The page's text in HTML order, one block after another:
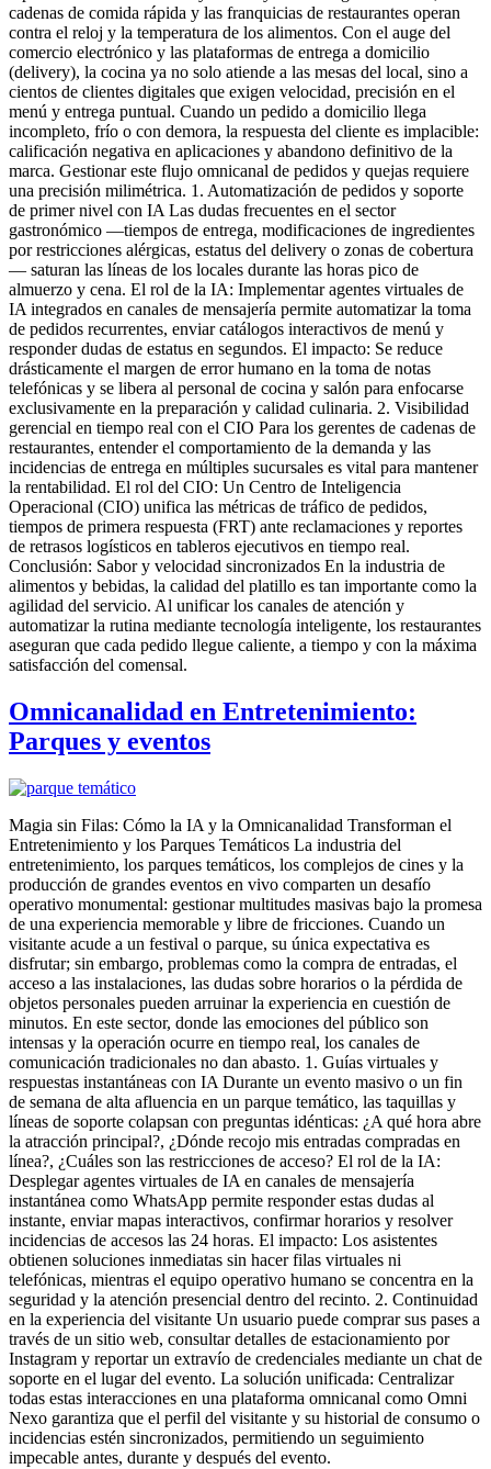
cadenas de comida rápida y las franquicias de restaurantes operan
contra el reloj y la temperatura de los alimentos. Con el auge del
comercio electrónico y las plataformas de entrega a domicilio
(delivery), la cocina ya no solo atiende a las mesas del local, sino a
cientos de clientes digitales que exigen velocidad, precisión en el
menú y entrega puntual. Cuando un pedido a domicilio llega
incompleto, frío o con demora, la respuesta del cliente es implacible:
calificación negativa en aplicaciones y abandono definitivo de la
marca. Gestionar este flujo omnicanal de pedidos y quejas requiere
una precisión milimétrica. 1. Automatización de pedidos y soporte
de primer nivel con IA Las dudas frecuentes en el sector
gastronómico —tiempos de entrega, modificaciones de ingredientes
por restricciones alérgicas, estatus del delivery o zonas de cobertura
— saturan las líneas de los locales durante las horas pico de
almuerzo y cena. El rol de la IA: Implementar agentes virtuales de
IA integrados en canales de mensajería permite automatizar la toma
de pedidos recurrentes, enviar catálogos interactivos de menú y
responder dudas de estatus en segundos. El impacto: Se reduce
drásticamente el margen de error humano en la toma de notas
telefónicas y se libera al personal de cocina y salón para enfocarse
exclusivamente en la preparación y calidad culinaria. 2. Visibilidad
gerencial en tiempo real con el CIO Para los gerentes de cadenas de
restaurantes, entender el comportamiento de la demanda y las
incidencias de entrega en múltiples sucursales es vital para mantener
la rentabilidad. El rol del CIO: Un Centro de Inteligencia
Operacional (CIO) unifica las métricas de tráfico de pedidos,
tiempos de primera respuesta (FRT) ante reclamaciones y reportes
de retrasos logísticos en tableros ejecutivos en tiempo real.
Conclusión: Sabor y velocidad sincronizados En la industria de
alimentos y bebidas, la calidad del platillo es tan importante como la
agilidad del servicio. Al unificar los canales de atención y
automatizar la rutina mediante tecnología inteligente, los restaurantes
aseguran que cada pedido llegue caliente, a tiempo y con la máxima
satisfacción del comensal.
Omnicanalidad en Entretenimiento:
Parques y eventos
Magia sin Filas: Cómo la IA y la Omnicanalidad Transforman el
Entretenimiento y los Parques Temáticos La industria del
entretenimiento, los parques temáticos, los complejos de cines y la
producción de grandes eventos en vivo comparten un desafío
operativo monumental: gestionar multitudes masivas bajo la promesa
de una experiencia memorable y libre de fricciones. Cuando un
visitante acude a un festival o parque, su única expectativa es
disfrutar; sin embargo, problemas como la compra de entradas, el
acceso a las instalaciones, las dudas sobre horarios o la pérdida de
objetos personales pueden arruinar la experiencia en cuestión de
minutos. En este sector, donde las emociones del público son
intensas y la operación ocurre en tiempo real, los canales de
comunicación tradicionales no dan abasto. 1. Guías virtuales y
respuestas instantáneas con IA Durante un evento masivo o un fin
de semana de alta afluencia en un parque temático, las taquillas y
líneas de soporte colapsan con preguntas idénticas: ¿A qué hora abre
la atracción principal?, ¿Dónde recojo mis entradas compradas en
línea?, ¿Cuáles son las restricciones de acceso? El rol de la IA:
Desplegar agentes virtuales de IA en canales de mensajería
instantánea como WhatsApp permite responder estas dudas al
instante, enviar mapas interactivos, confirmar horarios y resolver
incidencias de accesos las 24 horas. El impacto: Los asistentes
obtienen soluciones inmediatas sin hacer filas virtuales ni
telefónicas, mientras el equipo operativo humano se concentra en la
seguridad y la atención presencial dentro del recinto. 2. Continuidad
en la experiencia del visitante Un usuario puede comprar sus pases a
través de un sitio web, consultar detalles de estacionamiento por
Instagram y reportar un extravío de credenciales mediante un chat de
soporte en el lugar del evento. La solución unificada: Centralizar
todas estas interacciones en una plataforma omnicanal como Omni
Nexo garantiza que el perfil del visitante y su historial de consumo o
incidencias estén sincronizados, permitiendo un seguimiento
impecable antes, durante y después del evento.